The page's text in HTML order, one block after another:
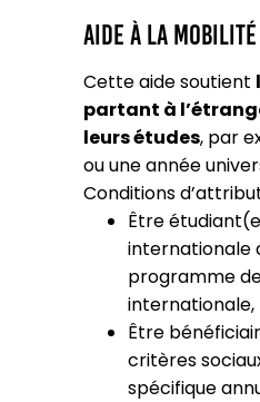
Aide à la
Cette aide soutient
partant à
leurs études, par
ou une année
Conditions
Être
internationale
programme
internationale,
Être
critères
spécifique